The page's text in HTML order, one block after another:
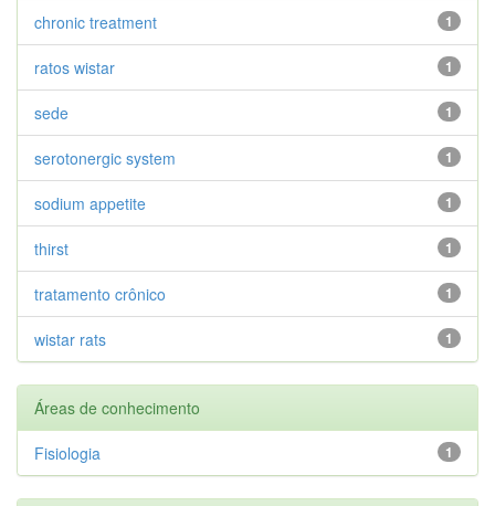
1
chronic treatment
1
ratos wistar
1
sede
1
serotonergic system
1
sodium appetite
1
thirst
1
tratamento crônico
1
wistar rats
Áreas de conhecimento
1
Fisiologia